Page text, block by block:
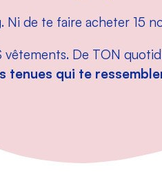
Ni de te faire acheter 15
De TON
tenues qui te